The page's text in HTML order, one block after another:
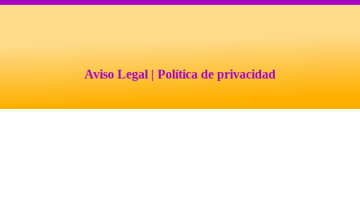
Aviso Legal | Política de privacidad